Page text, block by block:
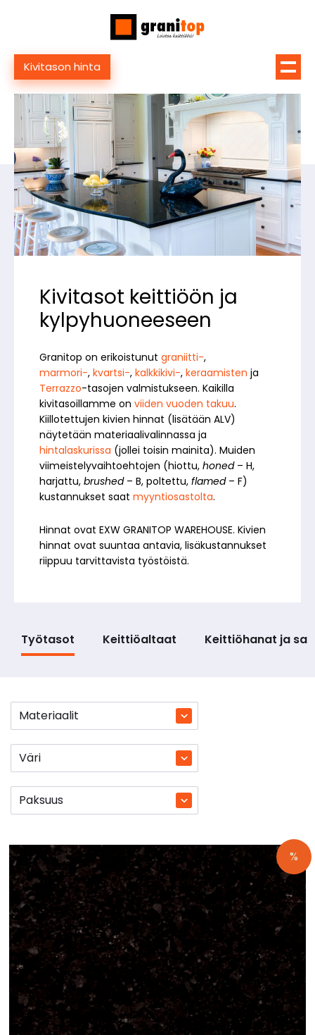
Kivitason hinta
Kivitasot keittiöön ja
kylpyhuoneeseen
Granitop on erikoistunut graniitti-,
marmori-, kvartsi-, kalkkikivi-, keraamisten ja
Terrazzo-tasojen valmistukseen. Kaikilla
kivitasoillamme on viiden vuoden takuu.
Kiillotettujen kivien hinnat (lisätään ALV)
näytetään materiaalivalinnassa ja
hintalaskurissa (jollei toisin mainita). Muiden
viimeistelyvaihtoehtojen (hiottu, honed– H,
harjattu, brushed– B, poltettu, flamed– F)
kustannukset saat myyntiosastolta.
Hinnat ovat EXW GRANITOP WAREHOUSE. Kivien
hinnat ovat suuntaa antavia, lisäkustannukset
riippuu tarvittavista työstöistä.
Työtasot Keittiöaltaat Keittiöhanat ja
Materiaalit
Väri
Paksuus
%